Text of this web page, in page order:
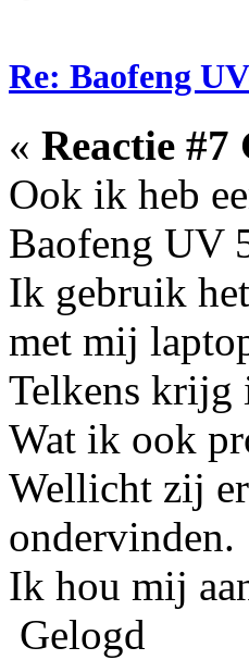
Re: Baofeng
« Reactie #7
Ook ik heb
Baofeng UV
Ik gebruik
met mij
Telkens krijg
Wat ik ook
Wellicht zij
ondervinden.
Ik hou mij
Gelogd